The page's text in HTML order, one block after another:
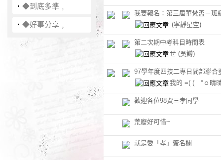
‧ ◆到底多準﹐
‧ ◆好事分享﹐
我要報名：第三屆華梵盃－班
(寧靜星空)
第二次期中考科目時間表
ㄝ (吳鱒)
97學年度四技二專日間部聯合
我的 =( ( °ｏ晴
歡迎各位98資三孝同學
荒廢好可惜~
就是愛「孝」簽名欄